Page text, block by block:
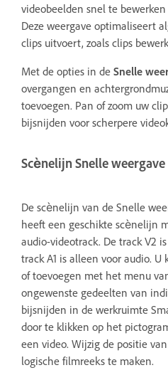
videobeelden snel te
Deze weergave optimaliseert
clips uitvoert, zoals clips
Met de opties in de Snelle
overgangen en
toevoegen. Pan of zoom uw
bijsnijden voor scherpere
Scènelijn Snelle weergave
De scènelijn van de Snelle
heeft een geschikte scènelijn
audio-videotrack. De track V2
track A1 is alleen voor audio.
of toevoegen met het menu
ongewenste gedeelten van
bijsnijden in de werkruimte
door te klikken op het
een video. Wijzig de positie
logische filmreeks te maken.